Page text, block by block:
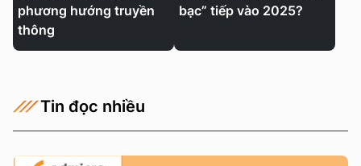
phương hướng truyền
thông
bạc” tiếp vào 2025?
Tin đọc nhiều